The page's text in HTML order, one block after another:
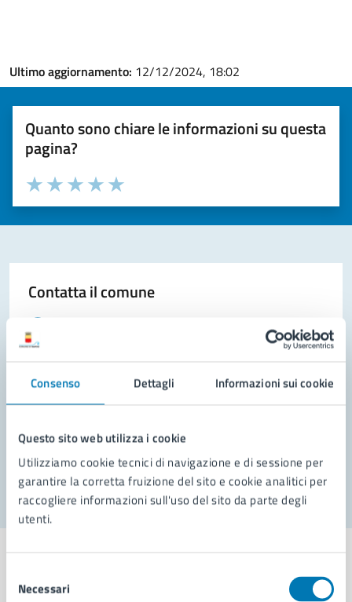
Consenso Dettagli Informazioni sui cookie
Questo sito web utilizza i cookie
Utilizziamo cookie tecnici di navigazione e di sessione per
garantire la corretta fruizione del sito e cookie analitici per
raccogliere informazioni sull'uso del sito da parte degli
utenti.
delNecessari
Ultimo aggiornamento: 12/12/2024, 18:02
Quanto sono chiare le informazioni su questa
pagina?
Valuta la chiarezza delle informazioni (da 1 a 5 stelle)
Seleziona il numero di stelle per valutare la chiarezza delle
Valuta 5 stelle su 5
Valuta 4 stelle su 5
Valuta 3 stelle su 5
Valuta 2 stelle su 5
Valuta 1 stelle su 5
Contatta il comune
Prenota appuntamento
Problemi in città
Segnala disservizio